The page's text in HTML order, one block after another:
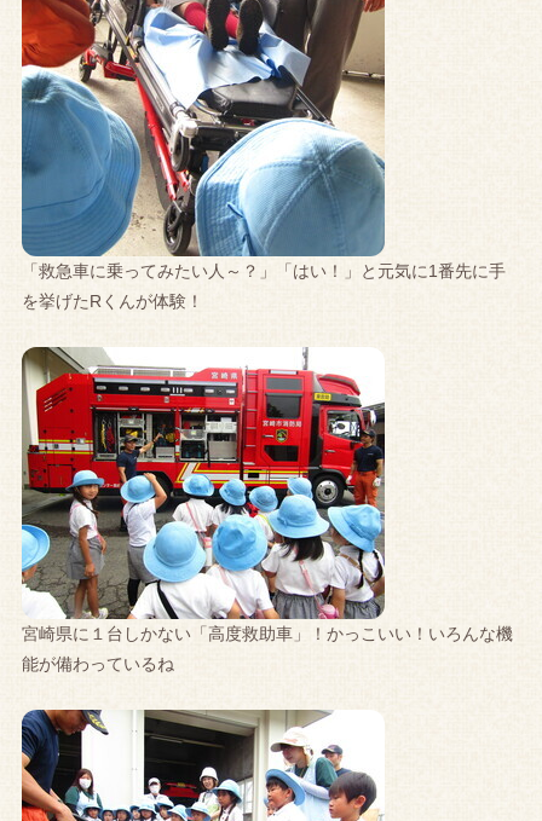
「救急車に乗ってみたい人～？」「はい！」と元気に1番先に手
を挙げたRくんが体験！
宮崎県に１台しかない「高度救助車」！かっこいい！いろんな機
能が備わっているね